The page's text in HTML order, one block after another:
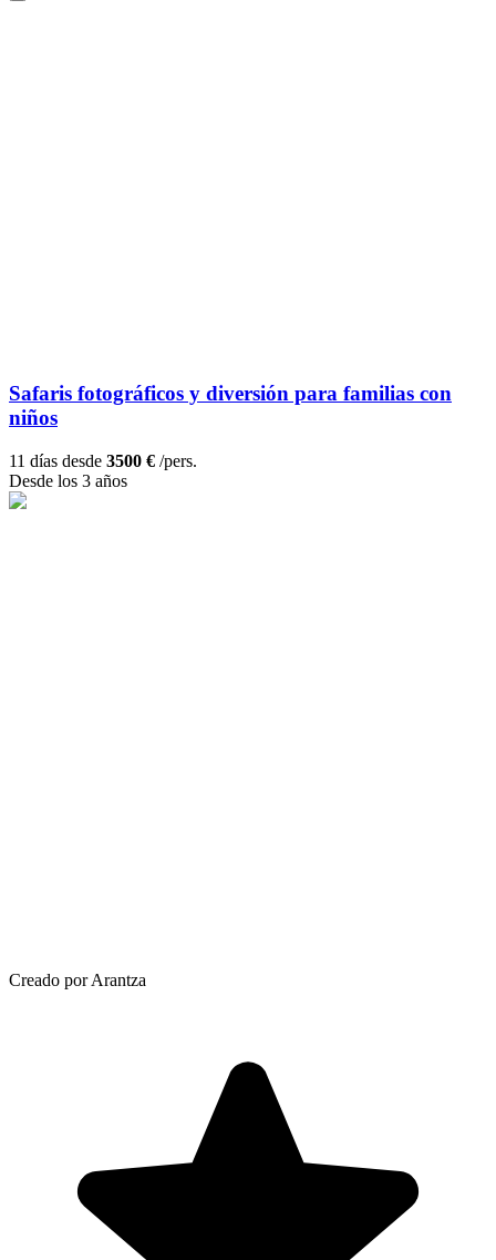
Safaris fotográficos y diversión para familias con
niños
11 días desde 3500 € /pers.
Desde los 3 años
Creado por Arantza